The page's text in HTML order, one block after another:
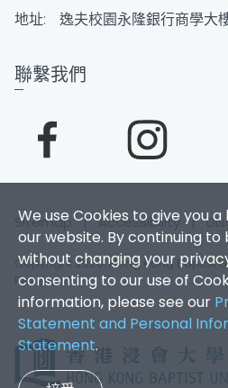
We use Cookies to give you
our website. By continuing to
without changing your
consenting to our use of
information, please see our
Statement and Personal
Statement.
地址:
逸夫校園永隆銀行商學大
聯繫我們
Sitemap |Accessibility |
Copyright 2026. Hong Kong Baptist
Reserved.